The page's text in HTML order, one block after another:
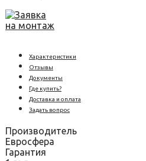
Заявка
на монтаж
Характеристики
Отзывы
Документы
Где купить?
Доставка и оплата
Задать вопрос
Производитель
Евросфера
Гарантия